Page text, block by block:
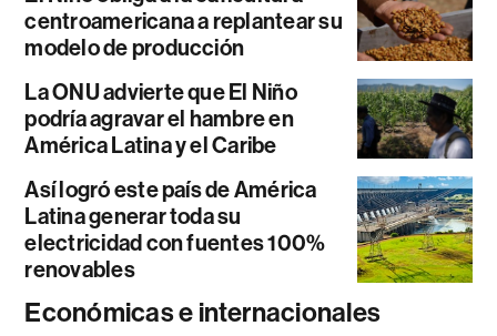
centroamericana a replantear su
modelo de producción
La ONU advierte que El Niño
podría agravar el hambre en
América Latina y el Caribe
Así logró este país de América
Latina generar toda su
electricidad con fuentes 100%
renovables
Económicas e internacionales